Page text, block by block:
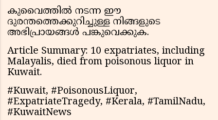
കുവൈത്തിൽ നടന്ന ഈ
ദുരന്തത്തെക്കുറിച്ചുള്ള നിങ്ങളുടെ
അഭിപ്രായങ്ങൾ പങ്കുവെക്കുക.
Article Summary: 10 expatriates, including
Malayalis, died from poisonous liquor in
Kuwait.
#Kuwait, #PoisonousLiquor,
#ExpatriateTragedy, #Kerala, #TamilNadu,
#KuwaitNews